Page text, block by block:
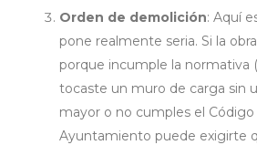
Orden de demolición: Aquí
pone realmente seria. Si la
porque incumple la normativa
tocaste un muro de carga sin
mayor o no cumples el Código
Ayuntamiento puede exigirte